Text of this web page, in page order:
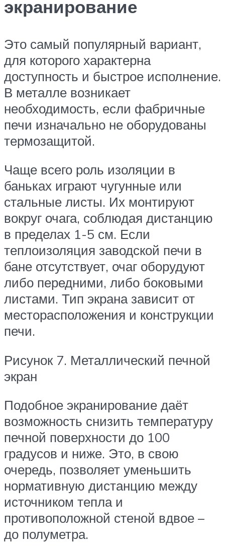
экранирование
Это самый популярный вариант,
для которого характерна
доступность и быстрое исполнение.
В металле возникает
необходимость, если фабричные
печи изначально не оборудованы
термозащитой.
Чаще всего роль изоляции в
баньках играют чугунные или
стальные листы. Их монтируют
вокруг очага, соблюдая дистанцию
в пределах 1-5 см. Если
теплоизоляция заводской печи в
бане отсутствует, очаг оборудуют
либо передними, либо боковыми
листами. Тип экрана зависит от
месторасположения и конструкции
печи.
Рисунок 7. Металлический печной
экран
Подобное экранирование даёт
возможность снизить температуру
печной поверхности до 100
градусов и ниже. Это, в свою
очередь, позволяет уменьшить
нормативную дистанцию между
источником тепла и
противоположной стеной вдвое –
до полуметра.